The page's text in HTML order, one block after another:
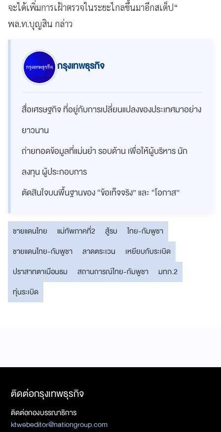
จะได้เพิ่มการเฝ้าตรวจในระยะไกลขึ้นมาอีกสเต็ป“
พล.ท.บุญสิน กล่าว
กรุงเทพธุรกิจ
สื่อเศรษฐกิจ ที่อยู่กับการเปลี่ยนแปลงของประเทศมาอย่าง
ยาวนาน
ถ่ายทอดข้อมูลที่แม่นยำ รอบด้าน เพื่อให้ผู้บริหาร นัก
ลงทุน ผู้ประกอบการ
ตัดสินใจบนพื้นฐานของ “ข้อเท็จจริง” และ “โอกาส”
ชายแดนไทย แม่ทัพภาคที่2 สู้รบ
ไทย-กัมพูชา
ชายแดนไทย-กัมพูชา
ลาดตระเวน
เหยียบกับระเบิด
ปราสาทตาเมือนธม
สถานการณ์ไทย-กัมพูชา
มทภ.2
ทุ่นระเบิด
ติดต่อกรุงเทพธุรกิจ
ติดต่อกองบรรณาธิการ
ktwebeditor@nationgroup.com